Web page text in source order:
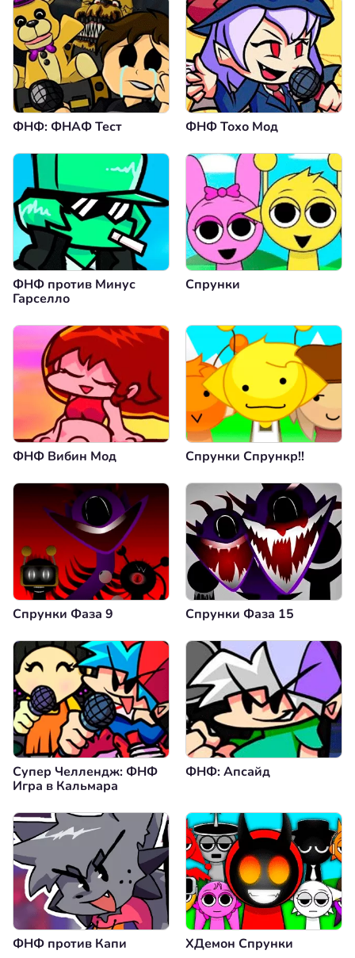
ФНФ: ФНАФ Тест ФНФ Тохо Мод
ФНФ против Минус
Гарселло
Спрунки
ФНФ Вибин Мод Спрунки Спрункр!!
Спрунки Фаза 9 Спрунки Фаза 15
Супер Челлендж: ФНФ
Игра в Кальмара
ФНФ: Апсайд
ФНФ против Капи XДемон Спрунки